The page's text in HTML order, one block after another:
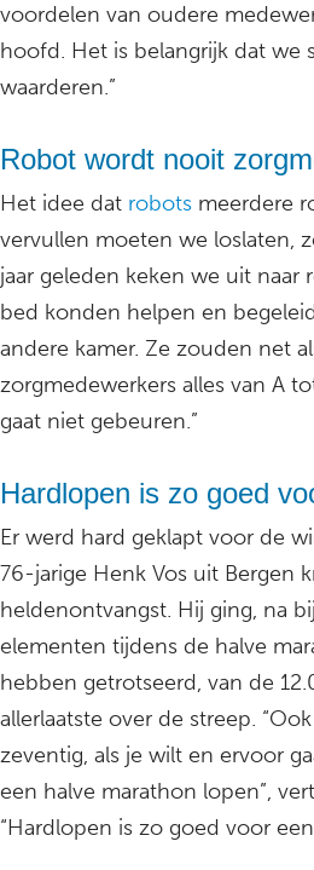
voordelen van oudere
hoofd. Het is belangrijk dat we
waarderen.”
Robot wordt nooit
Het idee dat robots meerdere
vervullen moeten we loslaten,
jaar geleden keken we uit naar
bed konden helpen en
andere kamer. Ze zouden net
zorgmedewerkers alles van A
gaat niet gebeuren.”
Hardlopen is zo goed
Er werd hard geklapt voor de
76-jarige Henk Vos uit Bergen
heldenontvangst. Hij ging, na
elementen tijdens de halve
hebben getrotseerd, van de
allerlaatste over de streep.
zeventig, als je wilt en ervoor
een halve marathon lopen”,
“Hardlopen is zo goed voor